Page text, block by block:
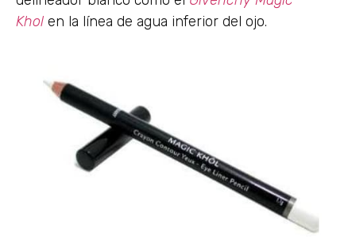
Khol en la línea de agua inferior del ojo.